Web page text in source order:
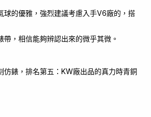
球的優雅，強烈建議考慮入手V6廠的，搭
帶，相信能夠辨認出來的微乎其微。
仿錶，排名第五：KW廠出品的真力時青銅